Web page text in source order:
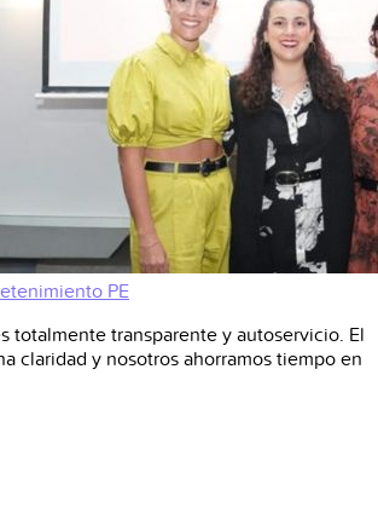
PE
totalmente transparente y autoservicio. El
claridad y nosotros ahorramos tiempo en